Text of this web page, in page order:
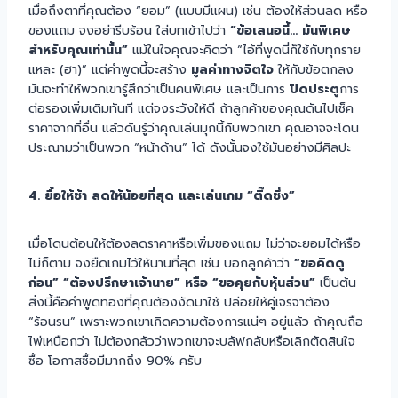
เมื่อถึงตาที่คุณต้อง “ยอม” (แบบมีแผน) เช่น ต้องให้ส่วนลด หรือ
ของแถม จงอย่ารีบร้อน ใส่บทเข้าไปว่า “ข้อเสนอนี้… มันพิเศษ
สำหรับคุณเท่านั้น” แม้ในใจคุณจะคิดว่า “ไอ้ที่พูดนี่ก็ใช้กับทุกราย
แหละ (ฮา)” แต่คำพูดนี้จะสร้าง มูลค่าทางจิตใจให้กับข้อตกลง
มันจะทำให้พวกเขารู้สึกว่าเป็นคนพิเศษ และเป็นการ ปิดประตูการ
ต่อรองเพิ่มเติมทันที แต่จงระวังให้ดี ถ้าลูกค้าของคุณดันไปเช็ค
ราคาจากที่อื่น แล้วดันรู้ว่าคุณเล่นมุกนี้กับพวกเขา คุณอาจจะโดน
ประณามว่าเป็นพวก “หน้าด้าน” ได้ ดังนั้นจงใช้มันอย่างมีศิลปะ
4. ยื้อให้ช้า ลดให้น้อยที่สุด และเล่นเกม “ติ๊ดชึ่ง”
เมื่อโดนต้อนให้ต้องลดราคาหรือเพิ่มของแถม ไม่ว่าจะยอมได้หรือ
ไม่ก็ตาม จงยืดเกมไว้ให้นานที่สุด เช่น บอกลูกค้าว่า “ขอคิดดู
ก่อน” “ต้องปรึกษาเจ้านาย” หรือ “ขอคุยกับหุ้นส่วน” เป็นต้น
สิ่งนี้คือคำพูดทองที่คุณต้องงัดมาใช้ ปล่อยให้คู่เจรจาต้อง
“ร้อนรน” เพราะพวกเขาเกิดความต้องการแน่ๆ อยู่แล้ว ถ้าคุณถือ
ไพ่เหนือกว่า ไม่ต้องกลัวว่าพวกเขาจะบลัฟกลับหรือเลิกตัดสินใจ
ซื้อ โอกาสซื้อมีมากถึง 90% ครับ